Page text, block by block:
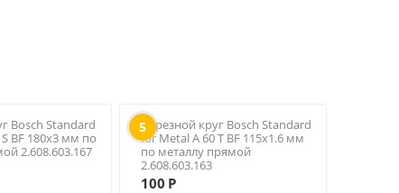
Bosch Standard
BF 180х3 мм по
2.608.603.167
5
Отрезной круг Bosch Standard
for Metal A 60 T BF 115х1.6 мм
по металлу прямой
2.608.603.163
100 Р